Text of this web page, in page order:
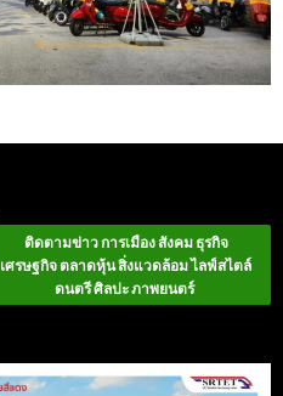
ติดตามข่าว การเมือง สังคม ธุรกิจ
เศรษฐกิจ ตลาดหุ้น สิ่งแวดล้อม ไลฟ์สไตล์
ดนตรี ศิลปะ ภาพยนตร์